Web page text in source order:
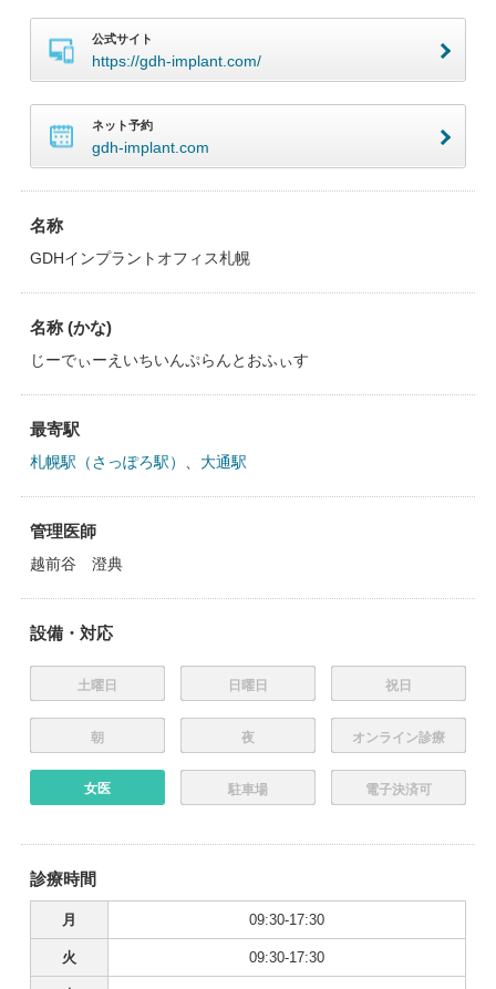
公式サイト
https://gdh-implant.com/
ネット予約
gdh-implant.com
名称
GDHインプラントオフィス札幌
名称 (かな)
じーでぃーえいちいんぷらんとおふぃす
最寄駅
札幌駅（さっぽろ駅） 大通駅
管理医師
越前谷 澄典
設備・対応
土曜日 日曜日 祝日
朝 夜 オンライン診療
女医 駐車場 電子決済可
診療時間
月 09:30-17:30
火 09:30-17:30